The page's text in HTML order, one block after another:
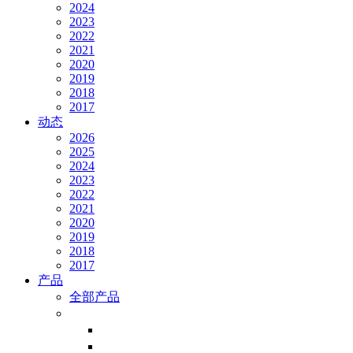
2024
2023
2022
2021
2020
2019
2018
2017
动态
2026
2025
2024
2023
2022
2021
2020
2019
2018
2017
产品
全部产品